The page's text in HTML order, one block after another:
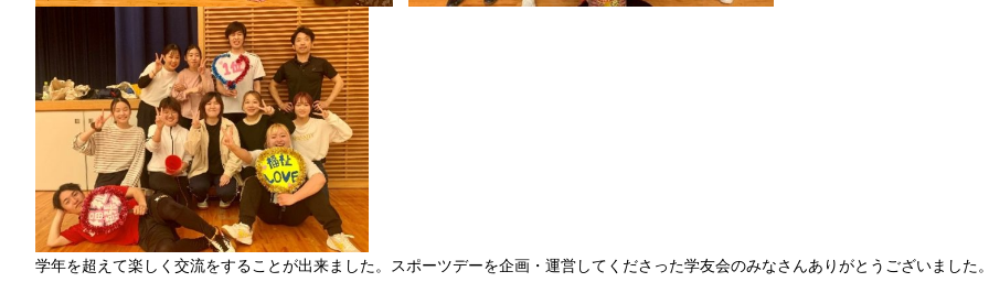
学年を超えて楽しく交流をすることが出来ました。スポーツデーを企画・運営してくださった学友会のみなさんありがとうございました